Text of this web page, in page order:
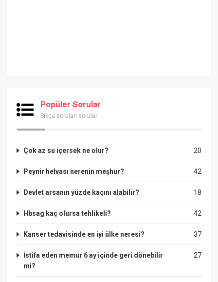
Popüler Sorular
Sıkça sorulan sorular
20
Çok az su içersek ne olur?
42
Peynir helvası nerenin meşhur?
18
Devlet arsanın yüzde kaçını alabilir?
42
Hbsag kaç olursa tehlikeli?
37
Kanser tedavisinde en iyi ülke neresi?
27
İstifa eden memur 6 ay içinde geri dönebilir
mi?